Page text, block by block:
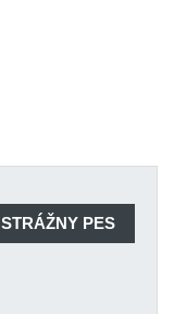
STRÁŽNY PES